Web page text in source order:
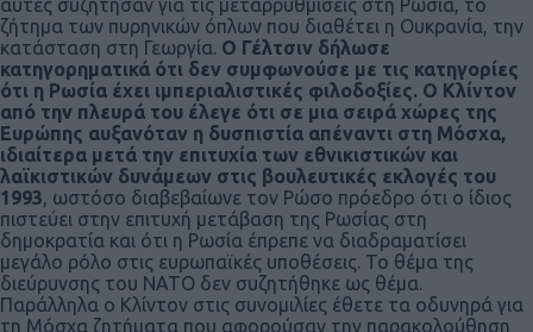
αυτές συζήτησαν για τις μεταρρυθμίσεις στη Ρωσία, το
ζήτημα των πυρηνικών όπλων που διαθέτει η Ουκρανία, την
κατάσταση στη Γεωργία. Ο Γέλτσιν δήλωσε
κατηγορηματικά ότι δεν συμφωνούσε με τις κατηγορίες
ότι η Ρωσία έχει ιμπεριαλιστικές φιλοδοξίες. Ο Κλίντον
από την πλευρά του έλεγε ότι σε μια σειρά χώρες της
Ευρώπης αυξανόταν η δυσπιστία απέναντι στη Μόσχα,
ιδιαίτερα μετά την επιτυχία των εθνικιστικών και
λαϊκιστικών δυνάμεων στις βουλευτικές εκλογές του
1993, ωστόσο διαβεβαίωνε τον Ρώσο πρόεδρο ότι ο ίδιος
πιστεύει στην επιτυχή μετάβαση της Ρωσίας στη
δημοκρατία και ότι η Ρωσία έπρεπε να διαδραματίσει
μεγάλο ρόλο στις ευρωπαϊκές υποθέσεις. Το θέμα της
διεύρυνσης του ΝΑΤΟ δεν συζητήθηκε ως θέμα.
Παράλληλα ο Κλίντον στις συνομιλίες έθετε τα οδυνηρά για
τη Μόσχα ζητήματα που αφορούσαν την παρακολούθηση